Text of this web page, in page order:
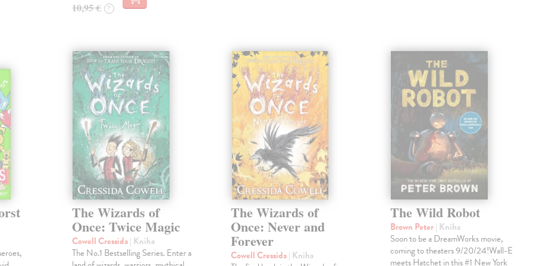
10,95 € ?
The Wizards of
Once: Twice Magic
Cowell Cressida| Kniha
The No.1 Bestselling Series. Enter a
The Wizards of
Once: Never and
Forever
Cowell Cressida| Kniha
The Wild Robot
Brown Peter| Kniha
Soon to be a DreamWorks movie,
coming to theaters 9/20/24!Wall-E
meets Hatchet in this #1 New York